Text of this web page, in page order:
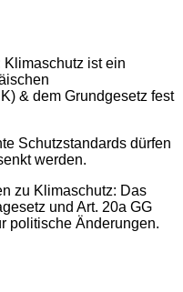
ist ein
& dem Grundgesetz fest
Schutzstandards dürfen
werden.
zu Klimaschutz: Das
und Art. 20a GG
politische Änderungen.